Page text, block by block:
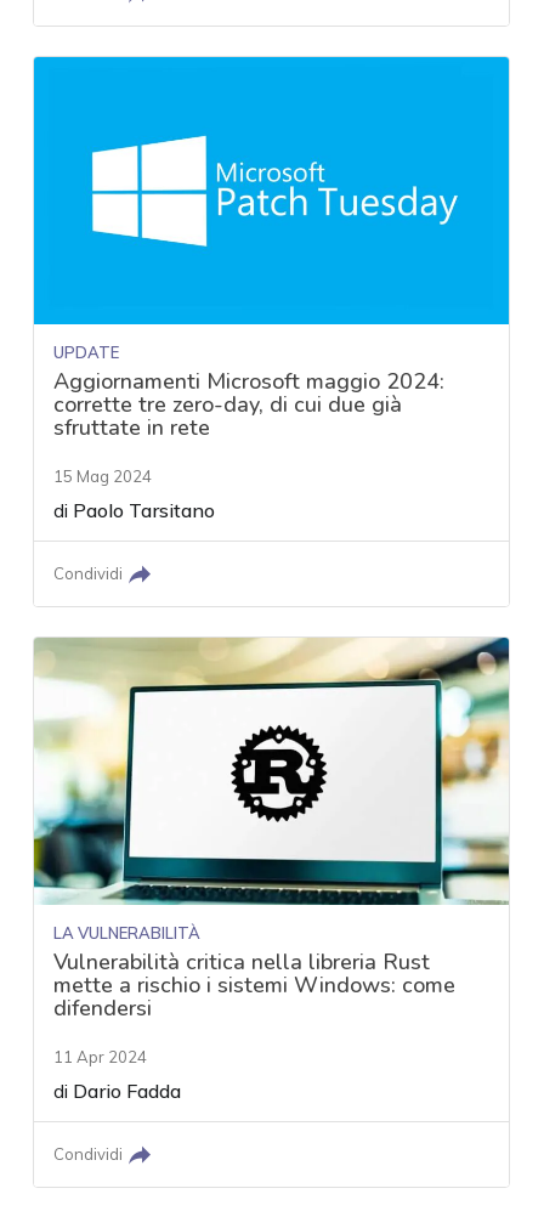
UPDATE
Aggiornamenti Microsoft maggio 2024:
corrette tre zero-day, di cui due già
sfruttate in rete
15 Mag 2024
di Paolo Tarsitano
Condividi
LA VULNERABILITÀ
Vulnerabilità critica nella libreria Rust
mette a rischio i sistemi Windows: come
difendersi
11 Apr 2024
di Dario Fadda
Condividi